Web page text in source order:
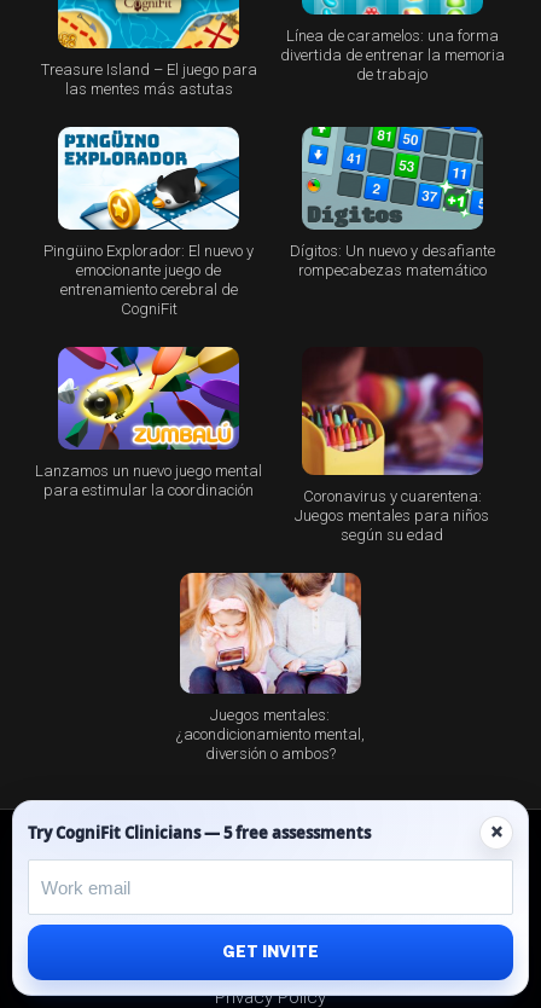
Treasure Island – El juego para
las mentes más astutas
Línea de caramelos: una forma
divertida de entrenar la memoria
de trabajo
Pingüino Explorador: El nuevo y
emocionante juego de
entrenamiento cerebral de
CogniFit
Dígitos: Un nuevo y desafiante
rompecabezas matemático
Lanzamos un nuevo juego mental
para estimular la coordinación
Coronavirus y cuarentena:
Juegos mentales para niños
según su edad
Juegos mentales:
¿acondicionamiento mental,
diversión o ambos?
Facebook
Twitter
Instagram
Pinterest
LinkedIn
YouTube
Spotify
Cognitive Skills
Scientific Validation
Privacy Policy
Try CogniFit Clinicians — 5 free assessments ×
GET INVITE